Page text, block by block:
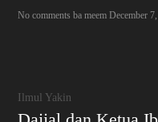
No comments ba meem December
Ilmul Yakin